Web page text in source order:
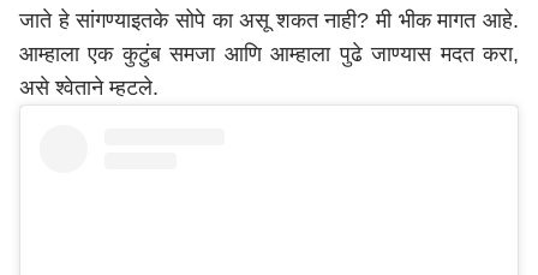
जाते हे सांगण्याइतके सोपे का असू शकत नाही? मी भीक मागत आहे.
आम्हाला एक कुटुंब समजा आणि आम्हाला पुढे जाण्यास मदत करा,
असे श्वेताने म्हटले.